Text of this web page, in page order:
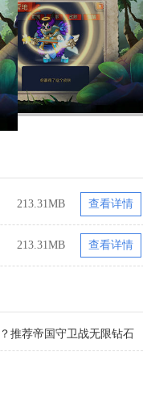
213.31MB 查看详情
213.31MB 查看详情
推荐帝国守卫战无限钻石